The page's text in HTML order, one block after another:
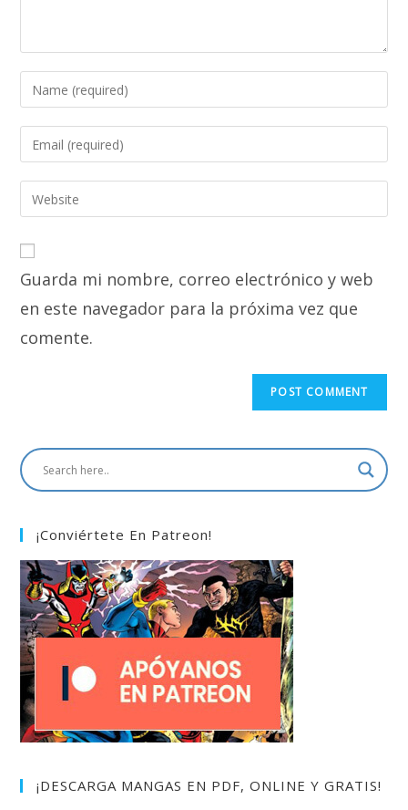
Enter
your
name
to
comment
Enter
your
email
address
Enter
your
URL
(optional)
Guarda mi nombre, correo electrónico y web
en este navegador para la próxima vez que
comente.
¡Conviértete En Patreon!
¡DESCARGA MANGAS EN PDF, ONLINE Y GRATIS!